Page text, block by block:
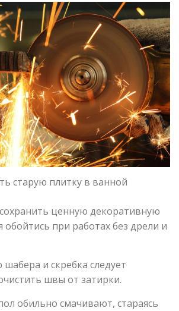
старую плитку в ванной
ценную декоративную
обойтись при работах без дрели и
и скребка следует
швы от затирки.
обильно смачивают, стараясь